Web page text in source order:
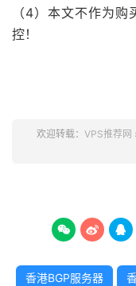
（4）本文不作为
控！
欢迎转载： VPS推荐网
  
香港BGP服务器